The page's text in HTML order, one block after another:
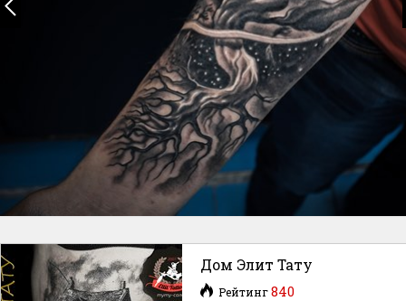
Дом Элит Тату
Рейтинг840